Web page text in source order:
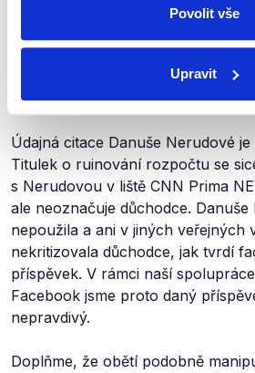
Povolit vše
Upravit
nezodpovědné“
výrazy, které jí
veřejném prostoru nepoužila.
Závěr
Údajná citace Danuše Nerudové
Titulek o ruinování rozpočtu se
s Nerudovou v liště CNN Prima
ale neoznačuje důchodce.
nepoužila a ani v jiných veřejných
nekritizovala důchodce, jak tvrdí
příspěvek. V rámci naší
Facebook jsme proto daný
nepravdivý.
Doplňme, že obětí podobně